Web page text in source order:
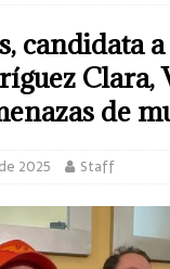
candidata
Clara,
de
2025 Staff